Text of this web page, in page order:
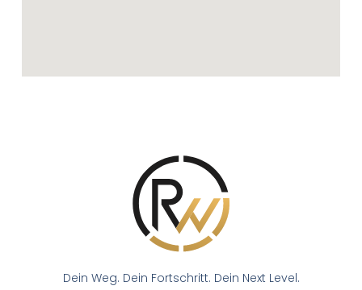
Dein Weg. Dein Fortschritt. Dein Next Level.